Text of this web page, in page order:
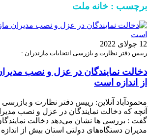
برچسب : خانه ملت
12 جولای 2022
رییس دفتر نظارت و بازرسی انتخابات مازندران :
دخالت نمایندگان در عزل و نصب
از اندازه است
محمودآباد آنلاین: رییس دفتر نظارت و بازرسی
آنچه که دخالت نمایندگان در عزل و نصب
گفت : بررسی ها نشان می‌دهد دخالت
مدیران دستگاه‌های دولتی استان بیش از